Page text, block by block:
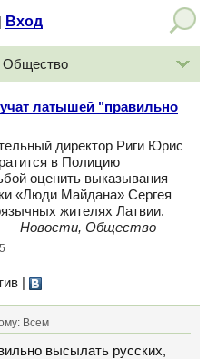
Вход
Общество
латышей "правильно
директор Риги Юрис
в Полицию
оценить выказывания
«Люди Майдана» Сергея
жителях Латвии.
— Новости, Общество
Всем
высылать русских,